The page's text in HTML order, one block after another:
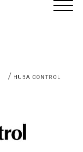
/ HUBA CONTROL